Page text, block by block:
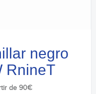
negro
RnineT
de 90€